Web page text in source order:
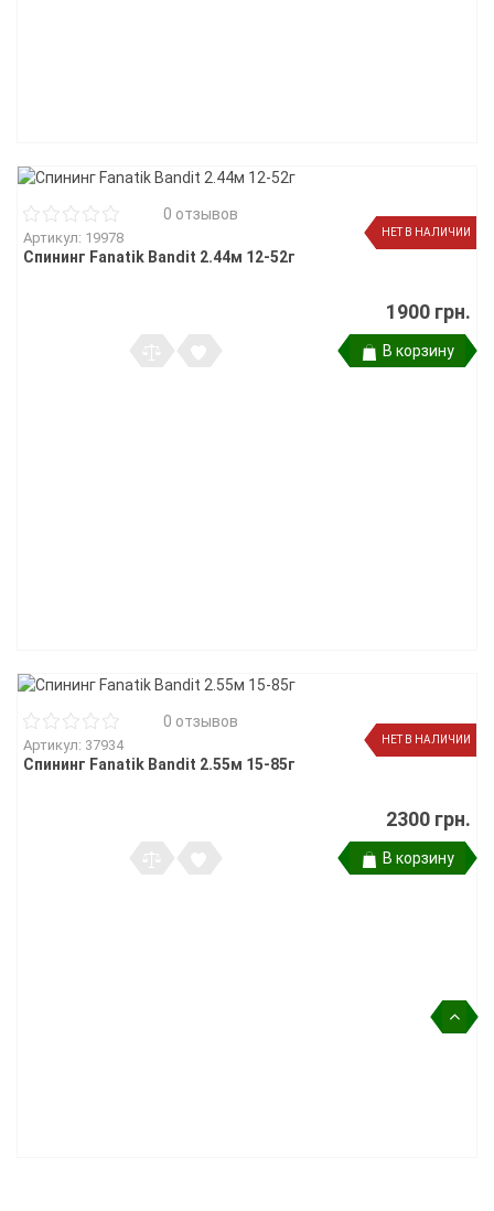
НЕТ В НАЛИЧИИ
0 отзывов
Артикул: 19978
Спининг Fanatik Bandit 2.44м 12-52г
1900 грн.
В корзину
НЕТ В НАЛИЧИИ
0 отзывов
Артикул: 37934
Спининг Fanatik Bandit 2.55м 15-85г
2300 грн.
В корзину